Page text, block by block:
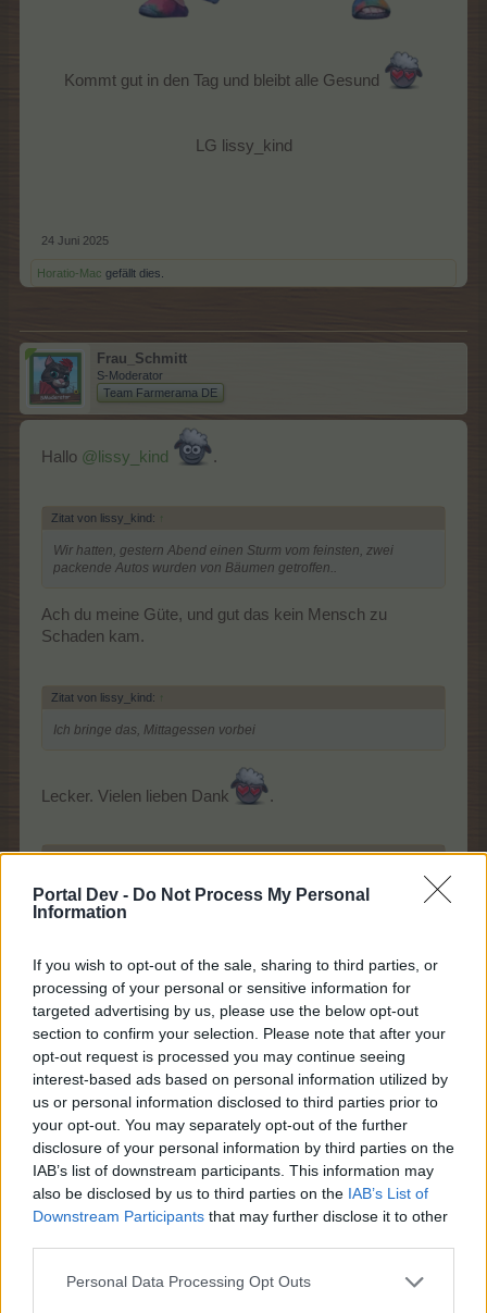
Portal Dev - Do Not Process My Personal
Information
If you wish to opt-out of the sale, sharing to third parties, or
processing of your personal or sensitive information for
targeted advertising by us, please use the below opt-out
section to confirm your selection. Please note that after your
opt-out request is processed you may continue seeing
interest-based ads based on personal information utilized by
us or personal information disclosed to third parties prior to
your opt-out. You may separately opt-out of the further
disclosure of your personal information by third parties on the
IAB’s list of downstream participants. This information may
also be disclosed by us to third parties on the IAB’s List of
Downstream Participants that may further disclose it to other
Personal Data Processing Opt Outs
Kommt gut in den Tag und bleibt alle Gesund
LG lissy_kind
24 Juni 2025
Horatio-Mac gefällt dies.
Frau_Schmitt
S-Moderator
Team Farmerama DE
Hallo @lissy_kind .
Zitat von lissy_kind: ↑
Wir hatten, gestern Abend einen Sturm vom feinsten, zwei
packende Autos wurden von Bäumen getroffen..
Ach du meine Güte, und gut das kein Mensch zu
Schaden kam.
Zitat von lissy_kind: ↑
Ich bringe das, Mittagessen vorbei
Lecker. Vielen lieben Dank .
Zitat von lissy_kind:↑
Kommt gut in den Tag und bleibt alle Gesund
Dem schließe ich mich mal an
24 Juni 2025
Horatio-Mac undlissy_kindgefällt dies.
lissy_kind
Lebende Forenlegende
Liebe Frau Schmitt und Besucher..